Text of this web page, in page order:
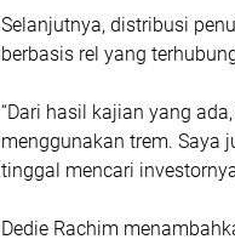
Selanjutnya, distribusi
berbasis rel yang
“Dari hasil kajian yang
menggunakan trem. Saya
tinggal mencari
Dedie Rachim